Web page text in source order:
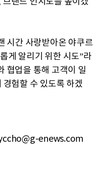
시간 사랑받아온 야쿠르
게 알리기 위한 시도”라
협업을 통해 고객이 일
험할 수 있도록 하겠
enews.com